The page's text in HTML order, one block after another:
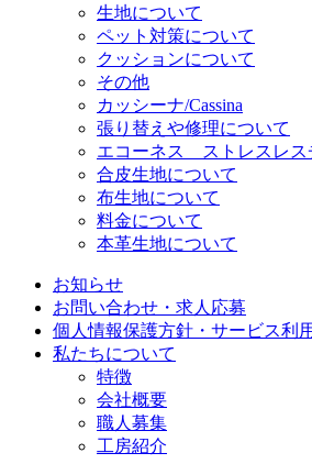
生地について
ペット対策について
クッションについて
その他
カッシーナ/Cassina
張り替えや修理について
エコーネス ストレスレス
合皮生地について
布生地について
料金について
本革生地について
お知らせ
お問い合わせ・求人応募
個人情報保護方針・サービス利
私たちについて
特徴
会社概要
職人募集
工房紹介